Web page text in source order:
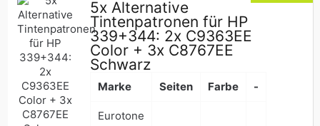
5x Alternative
Tintenpatronen für HP
339+344: 2x C9363EE
Color + 3x C8767EE
Schwarz
Marke Seiten Farbe -
Eurotone